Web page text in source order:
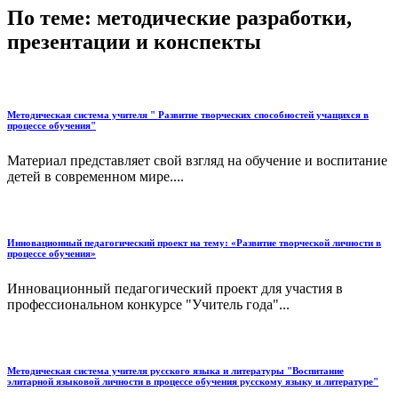
По теме: методические разработки,
презентации и конспекты
Методическая система учителя " Развитие творческих способностей учащихся в
процессе обучения"
Материал представляет свой взгляд на обучение и воспитание
детей в современном мире....
Инновационный педагогический проект на тему: «Развитие творческой личности в
процессе обучения»
Инновационный педагогический проект для участия в
профессиональном конкурсе "Учитель года"...
Методическая система учителя русского языка и литературы "Воспитание
элитарной языковой личности в процессе обучения русскому языку и литературе"